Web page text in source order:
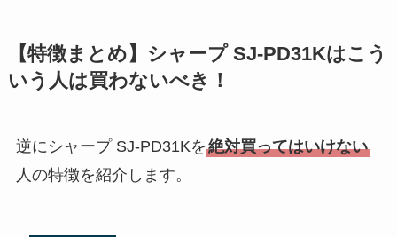
【特徴まとめ】シャープ SJ-PD31Kはこう
いう人は買わないべき！
逆にシャープ SJ-PD31Kを絶対買ってはいけない
人の特徴を紹介します。